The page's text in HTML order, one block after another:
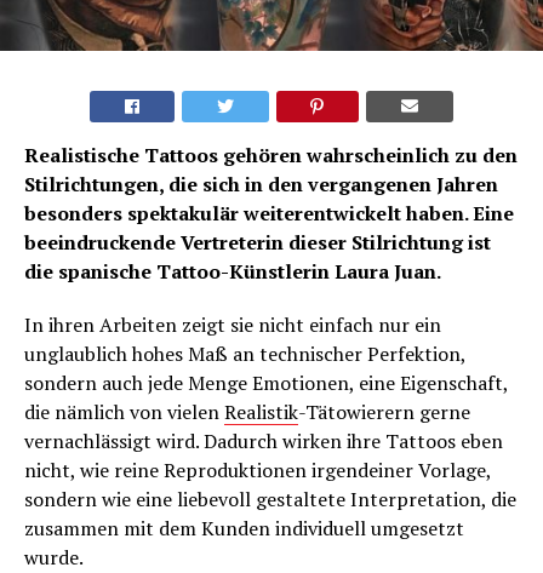
Realistische Tattoos gehören wahrscheinlich zu den
Stilrichtungen, die sich in den vergangenen Jahren
besonders spektakulär weiterentwickelt haben. Eine
beeindruckende Vertreterin dieser Stilrichtung ist
die spanische Tattoo-Künstlerin Laura Juan.
In ihren Arbeiten zeigt sie nicht einfach nur ein
unglaublich hohes Maß an technischer Perfektion,
sondern auch jede Menge Emotionen, eine Eigenschaft,
die nämlich von vielenRealistik-Tätowierern gerne
vernachlässigt wird. Dadurch wirken ihre Tattoos eben
nicht, wie reine Reproduktionen irgendeiner Vorlage,
sondern wie eine liebevoll gestaltete Interpretation, die
zusammen mit dem Kunden individuell umgesetzt
wurde.